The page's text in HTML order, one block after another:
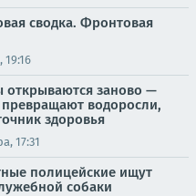
сводка. Фронтовая
19:16
открываются заново —
водоросли,
здоровья
17:31
полицейские ищут
собаки